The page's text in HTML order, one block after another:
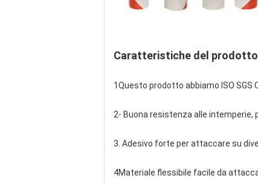
Caratteristiche del prodotto
1Questo prodotto abbiamo ISO SGS
2- Buona resistenza alle intemperie,
3. Adesivo forte per attaccare su
4Materiale flessibile facile da